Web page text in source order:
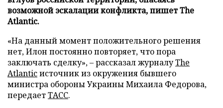
возможной эскалации конфликта, пишет The
Atlantic.
«На данный момент положительного решения
нет, Илон постоянно повторяет, что пора
заключать сделку», – рассказал журналуThe
Atlanticисточник из окружения бывшего
министра обороны Украины Михаила Федорова,
передаетТАСС.